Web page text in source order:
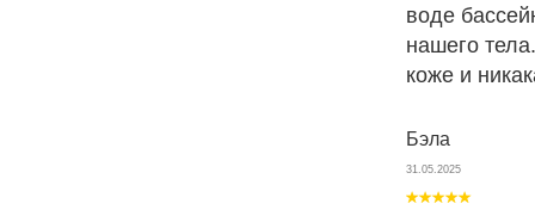
воде
нашего
коже и
Бэла
31.05.2025